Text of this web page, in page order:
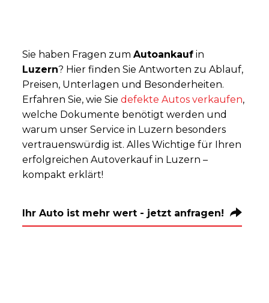
Sie haben Fragen zumAutoankauf in
Luzern? Hier finden Sie Antworten zu Ablauf,
Preisen, Unterlagen und Besonderheiten.
Erfahren Sie, wie Siedefekte Autos verkaufen,
welche Dokumente benötigt werden und
warum unser Service in Luzern besonders
vertrauenswürdig ist. Alles Wichtige für Ihren
erfolgreichen Autoverkauf in Luzern –
kompakt erklärt!
Ihr Auto ist mehr wert - jetzt anfragen!